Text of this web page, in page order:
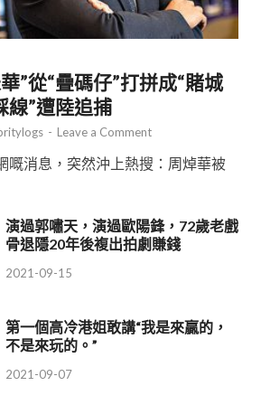
”從“疊碼仔”打拼成“賭城
線”遭陸追捕
- Leave a Comment
嘅消息，突然沖上熱搜：周焯華被
演過郭嘯天，演過歐陽鋒，72歲老戲
骨退隱20年後複出拍劇賺錢
2021-09-15
第一個高冷港姐敢講“我是來贏的，
不是來玩的。”
2021-09-07